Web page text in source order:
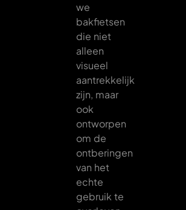
we
bakfietsen
die niet
alleen
visueel
aantrekkelijk
zijn, maar
ook
ontworpen
om de
ontberingen
van het
echte
gebruik te